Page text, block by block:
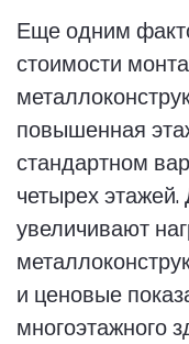
Еще одним
стоимости
повышенная
стандартном
четырех
увеличивают
и ценовые
многоэтажного